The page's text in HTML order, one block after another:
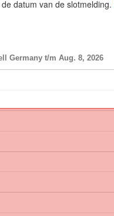
datum van de slotmelding.
Germany t/m Aug. 8, 2026